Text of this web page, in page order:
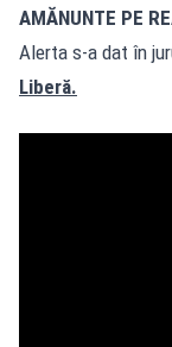
AMĂNUNTE PE
Alerta s-a dat în
Liberă.